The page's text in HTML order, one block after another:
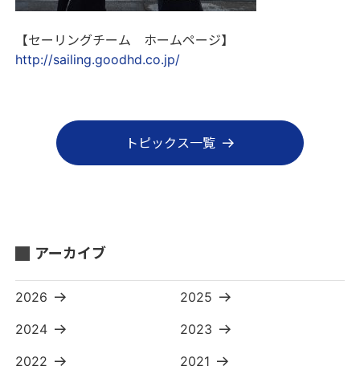
【セーリングチーム ホームページ】
http://sailing.goodhd.co.jp/
トピックス一覧
アーカイブ
2026
2025
2024
2023
2022
2021